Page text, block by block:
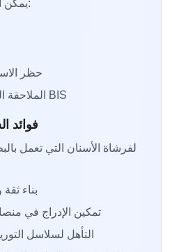
يمكن أن يؤدي عدم الامتثال إلى:
حظر
الملاحقة القانونية بموجب قانون BIS
فوائد
بناء
تمكين الإدراج في
التأهل لسلاسل